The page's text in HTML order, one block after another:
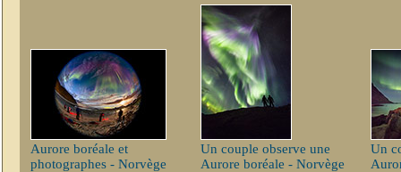
Aurore boréale et
photographes - Norvège
Un couple observe une
Aurore boréale - Norvège
Un